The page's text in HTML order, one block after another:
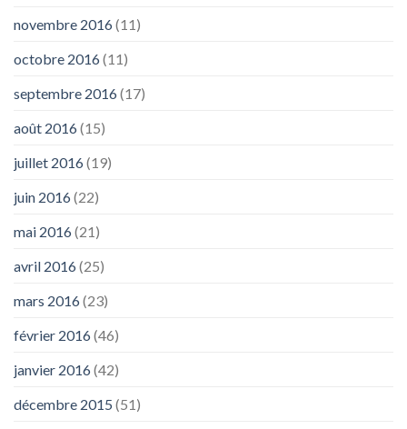
novembre 2016(11)
octobre 2016(11)
septembre 2016(17)
août 2016(15)
juillet 2016(19)
juin 2016(22)
mai 2016(21)
avril 2016(25)
mars 2016(23)
février 2016(46)
janvier 2016(42)
décembre 2015 (51)